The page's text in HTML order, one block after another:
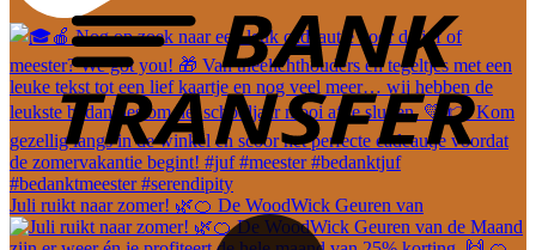
Juli ruikt naar zomer! 🌿🍊 De WoodWick Geuren van